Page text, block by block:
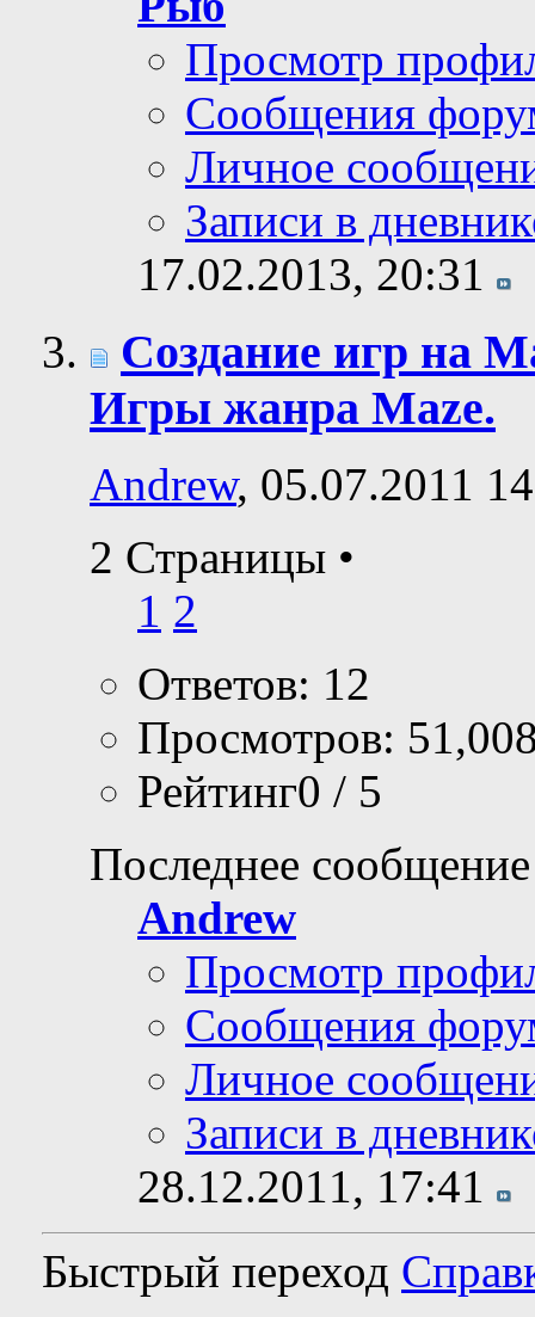
Просмотр
Сообщения
Личное
Записи в
17.02.2013, 20:31
Создание игр на
Игры жанра Maze.
Andrew, 05.07.2011
2 Страницы •
1 2
Ответов: 12
Просмотров:
Рейтинг0 / 5
Последнее
Andrew
Просмотр
Сообщения
Личное
Записи в
28.12.2011, 17:41
Быстрый переход